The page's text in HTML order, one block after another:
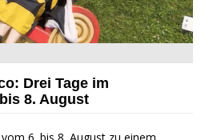
Tage im Wunderland
Drei Tage im
8. August